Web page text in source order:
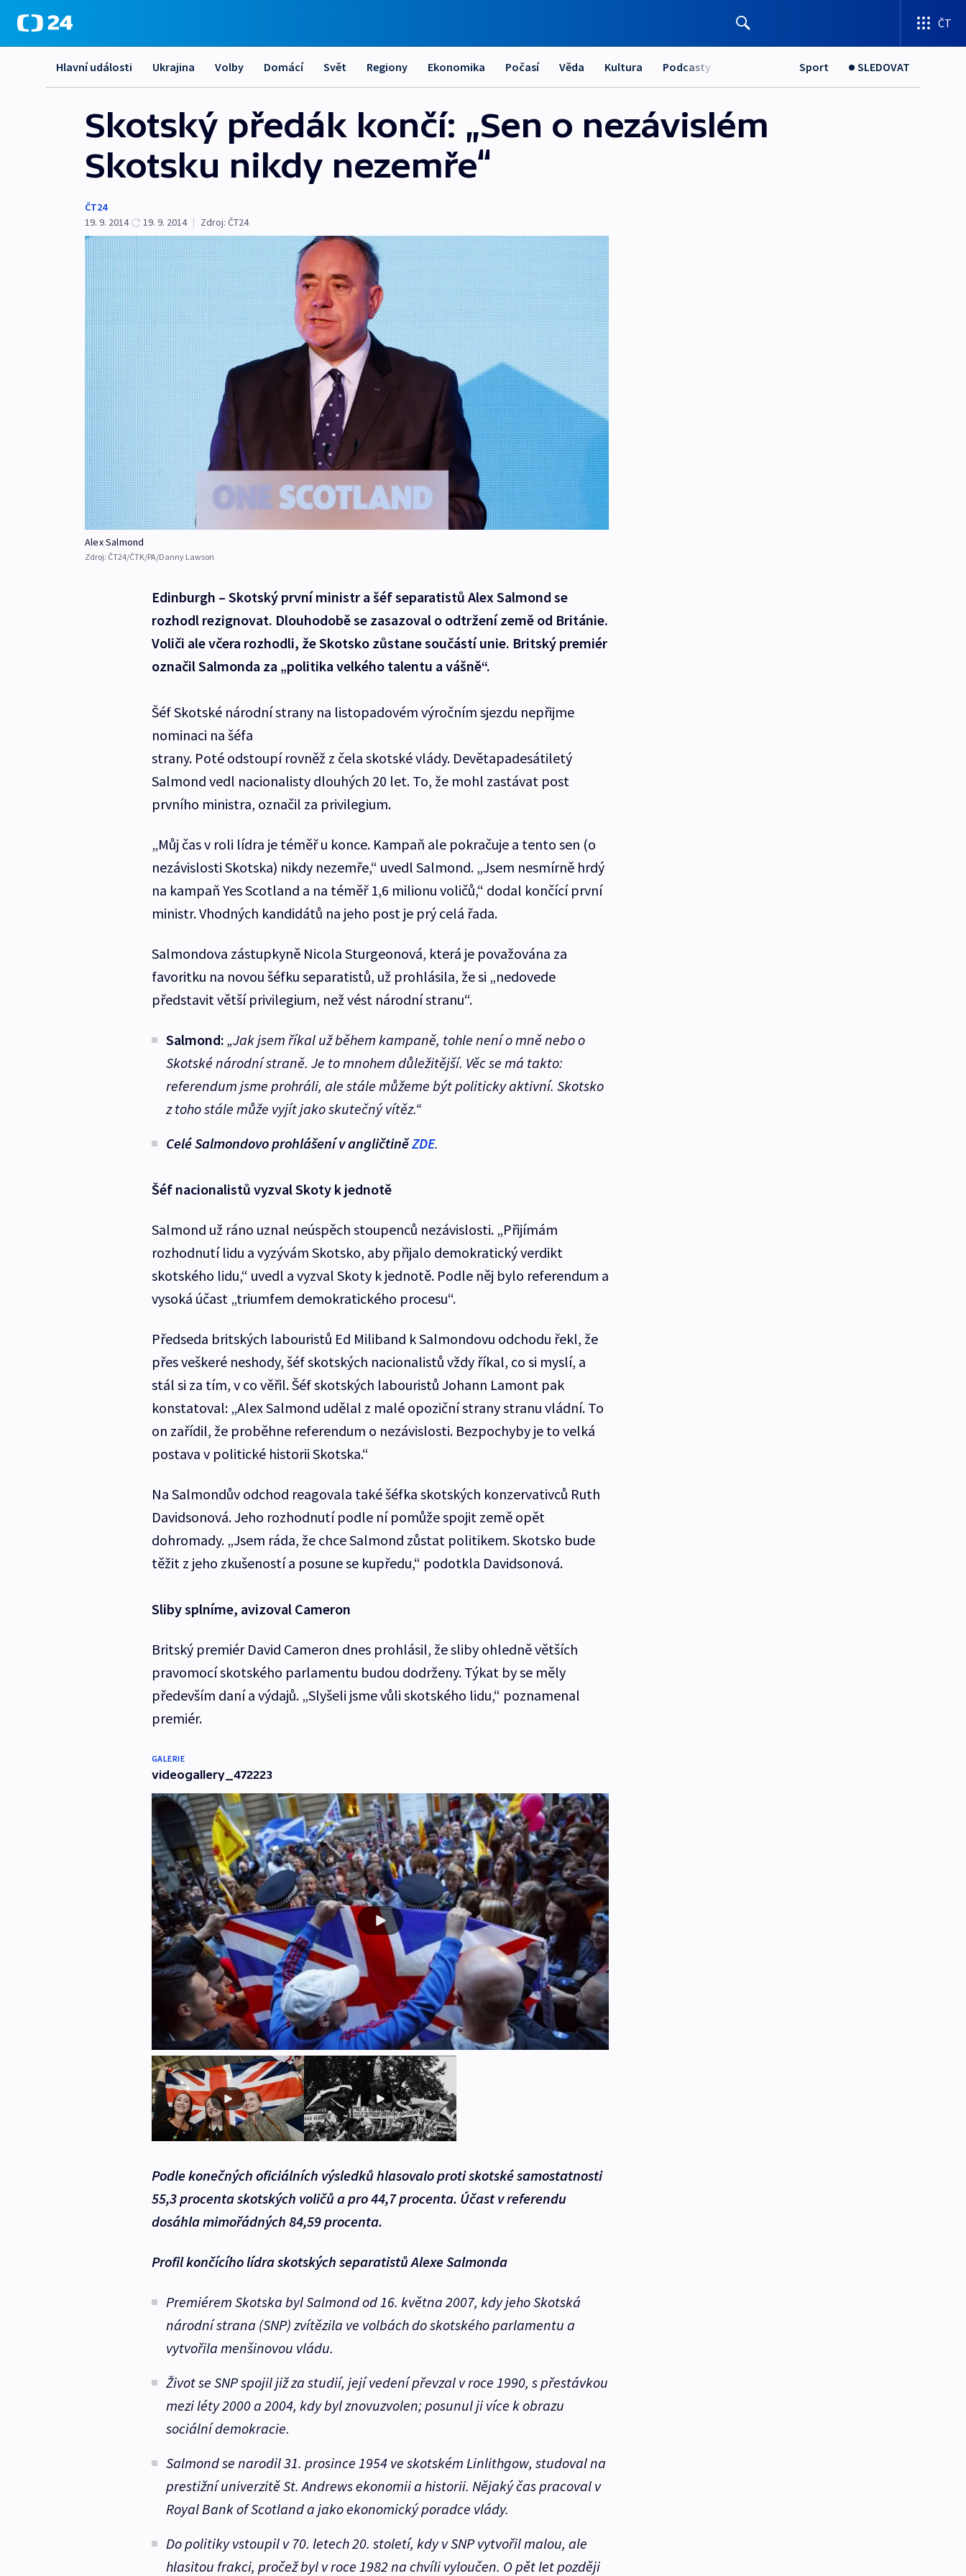
ČT
Hlavní události Ukrajina Volby Domácí Svět Regiony Ekonomika Počasí Věda Kultura Podcasty Sport SLEDOVAT
Skotský předák končí: „Sen o nezávislém
Skotsku nikdy nezemře“
ČT24
19. 9. 2014
19. 9. 2014 | Zdroj: ČT24
Alex Salmond
Zdroj: ČT24/ČTK/PA/Danny Lawson
Edinburgh – Skotský první ministr a šéf separatistů Alex Salmond se
rozhodl rezignovat. Dlouhodobě se zasazoval o odtržení země od Británie.
Voliči ale včera rozhodli, že Skotsko zůstane součástí unie. Britský premiér
označil Salmonda za „politika velkého talentu a vášně“.
Šéf Skotské národní strany na listopadovém výročním sjezdu nepřijme
nominaci na šéfa
strany. Poté odstoupí rovněž z čela skotské vlády. Devětapadesátiletý
Salmond vedl nacionalisty dlouhých 20 let. To, že mohl zastávat post
prvního ministra, označil za privilegium.
„Můj čas v roli lídra je téměř u konce. Kampaň ale pokračuje a tento sen (o
nezávislosti Skotska) nikdy nezemře,“ uvedl Salmond. „Jsem nesmírně hrdý
na kampaň Yes Scotland a na téměř 1,6 milionu voličů,“ dodal končící první
ministr. Vhodných kandidátů na jeho post je prý celá řada.
Salmondova zástupkyně Nicola Sturgeonová, která je považována za
favoritku na novou šéfku separatistů, už prohlásila, že si „nedovede
představit větší privilegium, než vést národní stranu“.
Salmond: „Jak jsem říkal už během kampaně, tohle není o mně nebo o
Skotské národní straně. Je to mnohem důležitější. Věc se má takto:
referendum jsme prohráli, ale stále můžeme být politicky aktivní. Skotsko
z toho stále může vyjít jako skutečný vítěz.“
Celé Salmondovo prohlášení v angličtiněZDE.
Šéf nacionalistů vyzval Skoty k jednotě
Salmond už ráno uznal neúspěch stoupenců nezávislosti. „Přijímám
rozhodnutí lidu a vyzývám Skotsko, aby přijalo demokratický verdikt
skotského lidu,“ uvedl a vyzval Skoty k jednotě. Podle něj bylo referendum a
vysoká účast „triumfem demokratického procesu“.
Předseda britských labouristů Ed Miliband k Salmondovu odchodu řekl, že
přes veškeré neshody, šéf skotských nacionalistů vždy říkal, co si myslí, a
stál si za tím, v co věřil. Šéf skotských labouristů Johann Lamont pak
konstatoval: „Alex Salmond udělal z malé opoziční strany stranu vládní. To
on zařídil, že proběhne referendum o nezávislosti. Bezpochyby je to velká
postava v politické historii Skotska.“
Na Salmondův odchod reagovala také šéfka skotských konzervativců Ruth
Davidsonová. Jeho rozhodnutí podle ní pomůže spojit země opět
dohromady. „Jsem ráda, že chce Salmond zůstat politikem. Skotsko bude
těžit z jeho zkušeností a posune se kupředu,“ podotkla Davidsonová.
Sliby splníme, avizoval Cameron
Britský premiér David Cameron dnes prohlásil, že sliby ohledně větších
pravomocí skotského parlamentu budou dodrženy. Týkat by se měly
především daní a výdajů. „Slyšeli jsme vůli skotského lidu,“ poznamenal
premiér.
GALERIE
videogallery_472223
Podle konečných oficiálních výsledků hlasovalo proti skotské samostatnosti
55,3 procenta skotských voličů a pro 44,7 procenta. Účast v referendu
dosáhla mimořádných 84,59 procenta.
Profil končícího lídra skotských separatistů Alexe Salmonda
Premiérem Skotska byl Salmond od 16. května 2007, kdy jeho Skotská
národní strana (SNP) zvítězila ve volbách do skotského parlamentu a
vytvořila menšinovou vládu.
Život se SNP spojil již za studií, její vedení převzal v roce 1990, s přestávkou
mezi léty 2000 a 2004, kdy byl znovuzvolen; posunul ji více k obrazu
sociální demokracie.
Salmond se narodil 31. prosince 1954 ve skotském Linlithgow, studoval na
prestižní univerzitě St. Andrews ekonomii a historii. Nějaký čas pracoval v
Royal Bank of Scotland a jako ekonomický poradce vlády.
Do politiky vstoupil v 70. letech 20. století, kdy v SNP vytvořil malou, ale
hlasitou frakci, pročež byl v roce 1982 na chvíli vyloučen. O pět let později